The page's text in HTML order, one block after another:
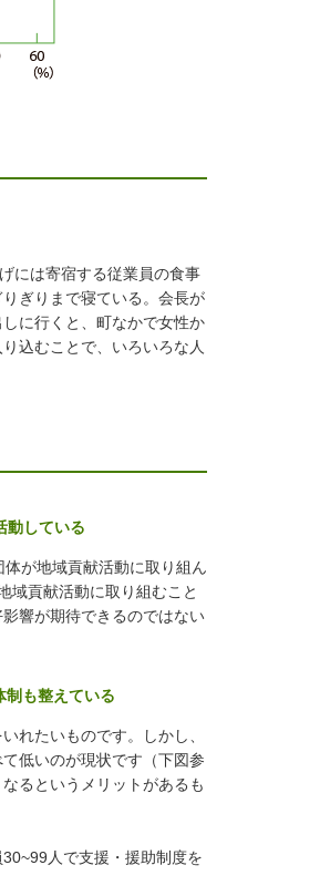
には寄宿する従業員の食事
ぎりまで寝ている。会長が
に行くと、町なかで女性か
込むことで、いろいろな人
動している
が地域貢献活動に取り組ん
域貢献活動に取り組むこと
響が期待できるのではない
制も整えている
れたいものです。しかし、
低いのが現状です（下図参
るというメリットがあるも
人で支援・援助制度を